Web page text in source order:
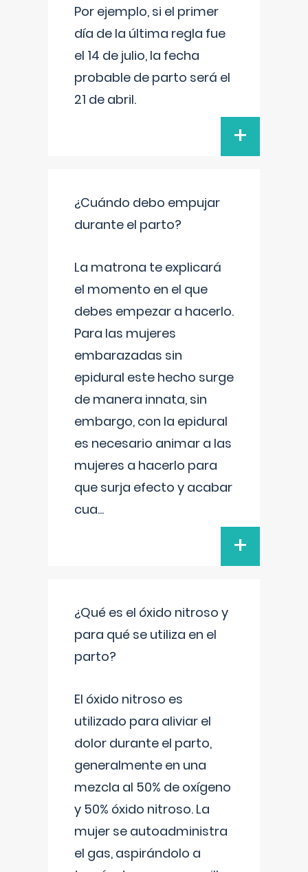
Por ejemplo, si el primer
día de la última regla fue
el 14 de julio, la fecha
probable de parto será el
21 de abril.
+
¿Cuándo debo empujar
durante el parto?
La matrona te explicará
el momento en el que
debes empezar a hacerlo.
Para las mujeres
embarazadas sin
epidural este hecho surge
de manera innata, sin
embargo, con la epidural
es necesario animar a las
mujeres a hacerlo para
que surja efecto y acabar
cua...
+
¿Qué es el óxido nitroso y
para qué se utiliza en el
parto?
El óxido nitroso es
utilizado para aliviar el
dolor durante el parto,
generalmente en una
mezcla al 50% de oxígeno
y 50% óxido nitroso. La
mujer se autoadministra
el gas, aspirándolo a